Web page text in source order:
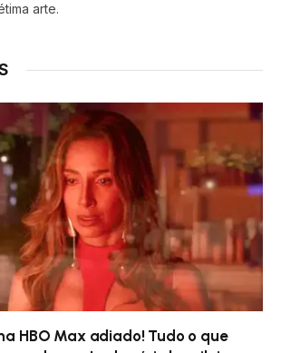
arte.
HBO Max adiado! Tudo o que